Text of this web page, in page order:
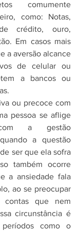
comumente
como: Notas,
crédito, ouro,
Em casos mais
a aversão alcance
de celular ou
a bancos ou
ou precoce com
pessoa se aflige
com a gestão
a questão
ser que ela sofra
também ocorre
a ansiedade fala
ao se preocupar
contas que nem
circunstância é
como o